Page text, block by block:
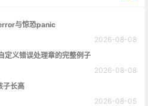
与惊恐panic
2026-08-08
定义错误处理章的完整例子
2026-08-08
子长高
2026-08-05